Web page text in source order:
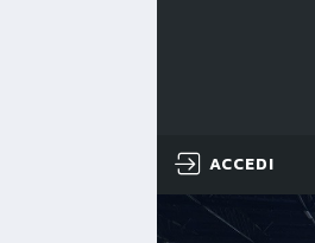
ACCEDI